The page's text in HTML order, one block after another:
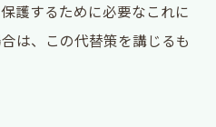
護するために必要なこれに
は、この代替策を講じるも